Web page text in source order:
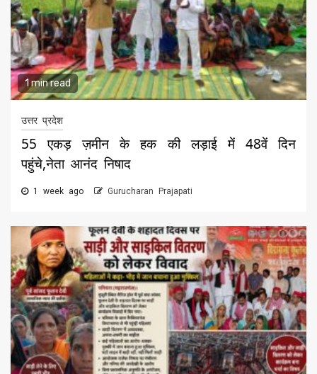
1 min read
उत्तर प्रदेश
55 एकड़ ज़मीन के हक की लड़ाई में 48वें दिन
पहुंचे,नेता आनंद निषाद
1 week ago Gurucharan Prajapati